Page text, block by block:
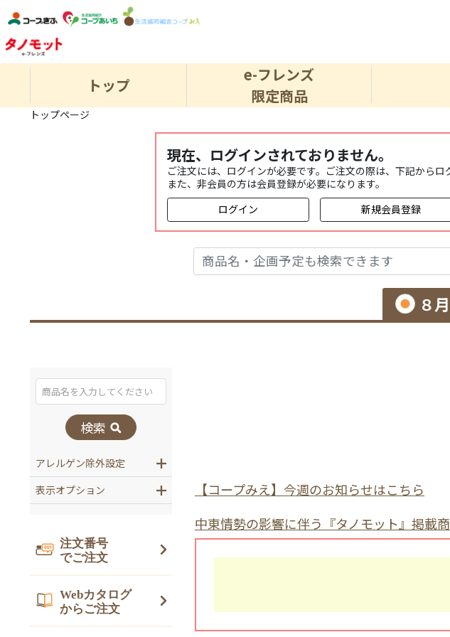
トップ
e-フレンズ
限定商品
トップページ
現在、ログインされておりません。
ご注文には、ログインが必要です。ご注文の際は、下記から
また、非会員の方は会員登録が必要になります。
ログイン
新規会員登録
８
検索
アレルゲン除外設定
表示オプション
注文番号
でご注文
Webカタログ
からご注文